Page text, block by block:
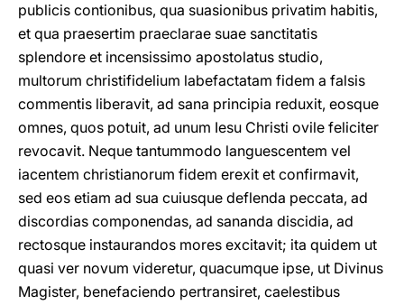
publicis contionibus, qua suasionibus privatim habitis,
et qua praesertim praeclarae suae sanctitatis
splendore et incensissimo apostolatus studio,
multorum christifidelium labefactatam fidem a falsis
commentis liberavit, ad sana principia reduxit, eosque
omnes, quos potuit, ad unum Iesu Christi ovile feliciter
revocavit. Neque tantummodo languescentem vel
iacentem christianorum fidem erexit et confirmavit,
sed eos etiam ad sua cuiusque deflenda peccata, ad
discordias componendas, ad sananda discidia, ad
rectosque instaurandos mores excitavit; ita quidem ut
quasi ver novum videretur, quacumque ipse, ut Divinus
Magister, benefaciendo pertransiret, caelestibus